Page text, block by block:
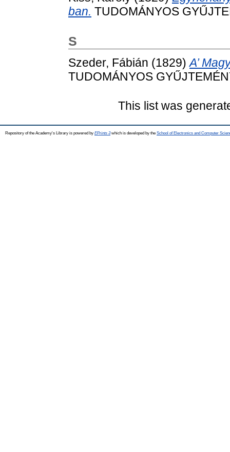
ban. TUDOMÁNYOS
S
Szeder, Fábián (1829)A’
TUDOMÁNYOS
This list was
Repository of the Academy's Library is powered by EPrints 3which is developed by the School of Electronics and Computer